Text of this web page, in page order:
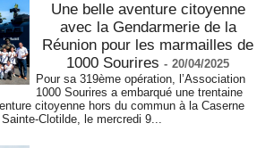
Une belle aventure citoyenne
avec la Gendarmerie de la
Réunion pour les marmailles de
1000 Sourires - 20/04/2025
Pour sa 319ème opération, l’Association
1000 Sourires a embarqué une trentaine
citoyenne hors du commun à la Caserne
Clotilde, le mercredi 9...